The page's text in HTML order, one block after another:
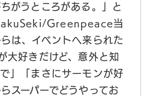
がうところがある。」と
Greenpeace当
は、イベントへ来られた
大好きだけど、意外と知
」「まさにサーモンが好
スーパーでどうやってお